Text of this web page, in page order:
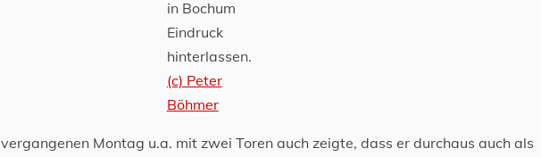
in Bochum
Eindruck
hinterlassen.
(c) Peter
Böhmer
vergangenen Montag u.a. mit zwei Toren auch zeigte, dass er durchaus auch als